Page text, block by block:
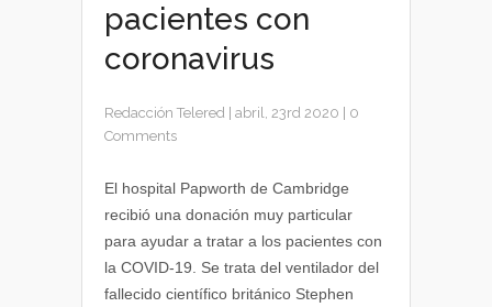
pacientes con
coronavirus
Redacción Telered abril, 23rd 2020
0
Comments
El hospital Papworth de Cambridge
recibió una donación muy particular
para ayudar a tratar a los pacientes con
la COVID-19. Se trata del ventilador del
fallecido científico británico Stephen